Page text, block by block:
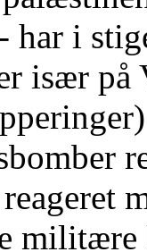
har i
især på
militære